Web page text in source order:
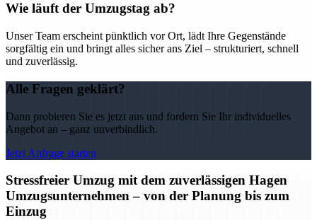
Wie läuft der Umzugstag ab?
Unser Team erscheint pünktlich vor Ort, lädt Ihre Gegenstände
sorgfältig ein und bringt alles sicher ans Ziel – strukturiert, schnell
und zuverlässig.
Alle Fragen geklärt?
Dann probieren Sie es jetzt aus und fordern Sie Ihr individuelles
Angebot an – ganz unverbindlich.
Jetzt Anfrage starten
Stressfreier Umzug mit dem zuverlässigen Hagen
Umzugsunternehmen – von der Planung bis zum
Einzug